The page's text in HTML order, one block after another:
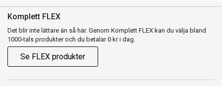
Komplett FLEX
Det blir inte lättare än så här. Genom Komplett FLEX kan du välja bland
1000-tals produkter och du betalar 0 kr i dag.
Se FLEX produkter